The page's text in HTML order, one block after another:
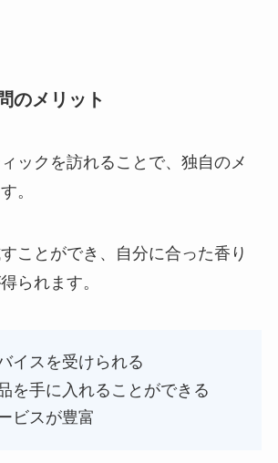
のメリット
ックを訪れることで、独自のメ
。
ことができ、自分に合った香り
られます。
イスを受けられる
を手に入れることができる
ビスが豊富